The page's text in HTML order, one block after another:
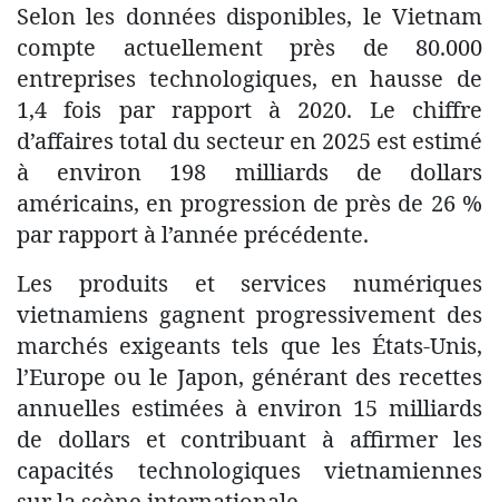
Selon les données disponibles, le Vietnam
compte actuellement près de 80.000
entreprises technologiques, en hausse de
1,4 fois par rapport à 2020. Le chiffre
d’affaires total du secteur en 2025 est estimé
à environ 198 milliards de dollars
américains, en progression de près de 26 %
par rapport à l’année précédente.
Les produits et services numériques
vietnamiens gagnent progressivement des
marchés exigeants tels que les États-Unis,
l’Europe ou le Japon, générant des recettes
annuelles estimées à environ 15 milliards
de dollars et contribuant à affirmer les
capacités technologiques vietnamiennes